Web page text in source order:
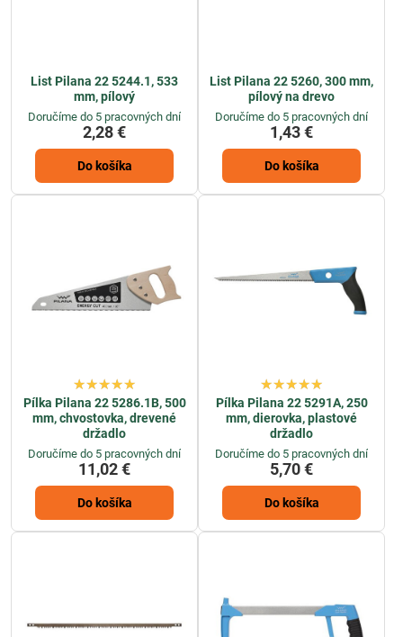
List Pilana 22 5244.1, 533
mm, pílový
Doručíme do 5 pracovných dní
2,28 €
Do košíka
List Pilana 22 5260, 300 mm,
pílový na drevo
Doručíme do 5 pracovných dní
1,43 €
Do košíka
Pílka Pilana 22 5286.1B, 500
mm, chvostovka, drevené
držadlo
Doručíme do 5 pracovných dní
11,02 €
Do košíka
Pílka Pilana 22 5291A, 250
mm, dierovka, plastové
držadlo
Doručíme do 5 pracovných dní
5,70 €
Do košíka